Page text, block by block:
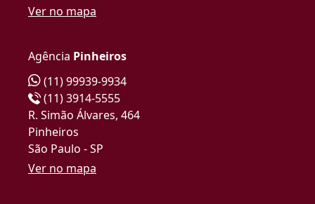
Ver no mapa
Agência Pinheiros
(11) 99939-9934
(11) 3914-5555
R. Simão Álvares, 464
Pinheiros
São Paulo - SP
Ver no mapa